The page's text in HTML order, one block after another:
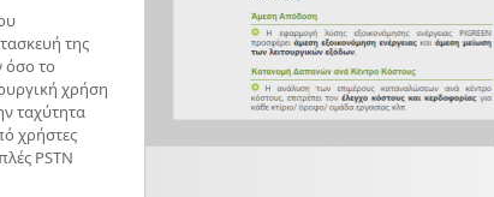
της
όσο το
χρήση
ταχύτητα
χρήστες
PSTN